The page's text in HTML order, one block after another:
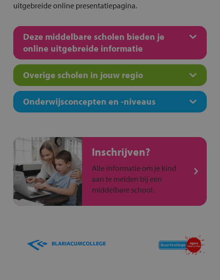
uitgebreide online presentatiepagina.
Deze middelbare scholen bieden je
online uitgebreide informatie
Overige scholen in jouw regio
Onderwijsconcepten en -niveaus
Inschrijven?
Alle informatie om je kind
aan te melden bij een
middelbare school.